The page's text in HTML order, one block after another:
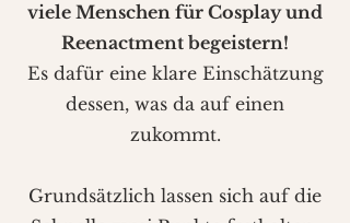
viele Menschen für Cosplay und
Reenactment begeistern!
Es dafür eine klare Einschätzung
dessen, was da auf einen
zukommt.
Grundsätzlich lassen sich auf die